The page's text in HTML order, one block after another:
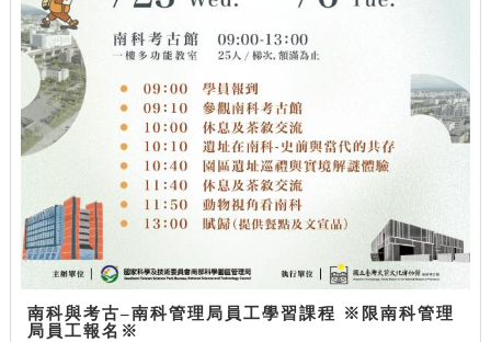
南科與考古–南科管理局員工學習課程 ※限南科管理
局員工報名※